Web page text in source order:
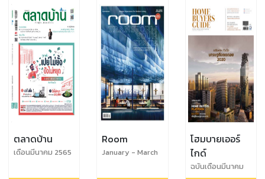
ตลาดบ้าน
เดือนมีนาคม 2565
Room
January - March
โฮมบายเออร์
ไกด์
ฉบันเดือนมีนาคม